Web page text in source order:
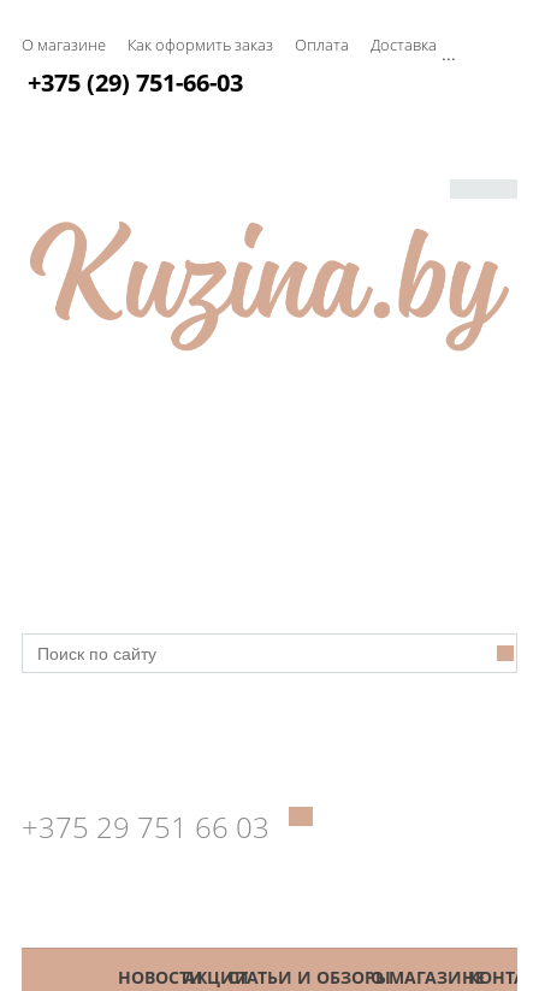
О магазине Как оформить заказ Оплата Доставка ...
+375 (29) 751-66-03
+375 29 751 66 03
КАТАЛОГНОВОСТИАКЦИИСТАТЬИ И ОБЗОРЫО МАГАЗИНЕ